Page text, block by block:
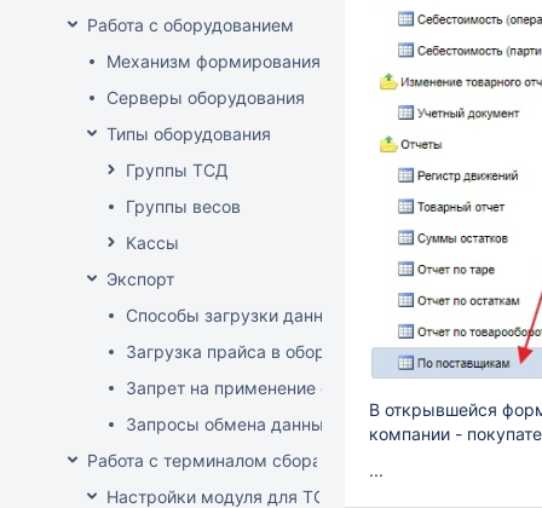
Работа с оборудованием
Механизм формирования стоп-листа
Серверы оборудования
Типы оборудования
Группы ТСД
Группы весов
Кассы
Экспорт
Способы загрузки данных в оборудование
Загрузка прайса в оборудование
Запрет на применение скидок
Запросы обмена данными
Работа с терминалом сбора данных (ТСД)
Настройки модуля для ТСД
В открывшейся
компании -
...